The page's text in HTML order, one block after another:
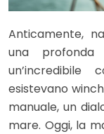
Anticamente,
una
un’incredibile
esistevano
manuale, un
mare. Oggi, la